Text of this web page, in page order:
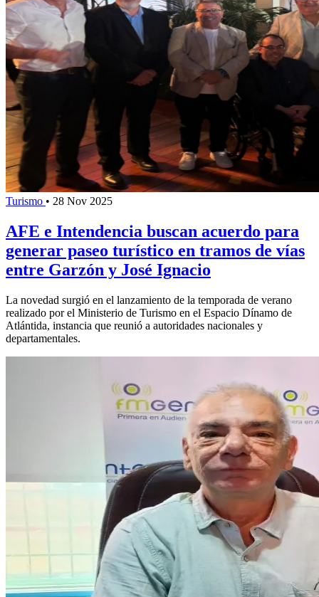
Turismo • 28 Nov 2025
AFE e Intendencia buscan acuerdo para
generar paseo turístico en tramos de vías
entre Garzón y José Ignacio
La novedad surgió en el lanzamiento de la temporada de verano
realizado por el Ministerio de Turismo en el Espacio Dínamo de
Atlántida, instancia que reunió a autoridades nacionales y
departamentales.